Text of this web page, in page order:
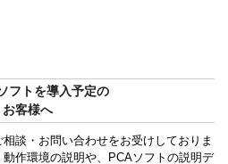
フトを導入予定の
お客様へ
談・お問い合わせをお受けしておりま
作環境の説明や、PCAソフトの説明デ